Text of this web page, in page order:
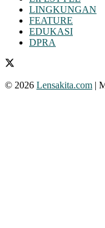
LINGKUNGAN
FEATURE
EDUKASI
DPRA
© 2026 Lensakita.com |